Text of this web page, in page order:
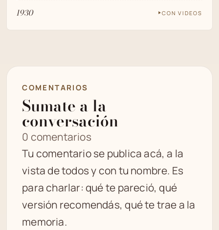
1930 CON VIDEOS
COMENTARIOS
Sumate a la
conversación
0 comentarios
Tu comentario se publica acá, a la
vista de todos y con tu nombre. Es
para charlar: qué te pareció, qué
versión recomendás, qué te trae a la
memoria.